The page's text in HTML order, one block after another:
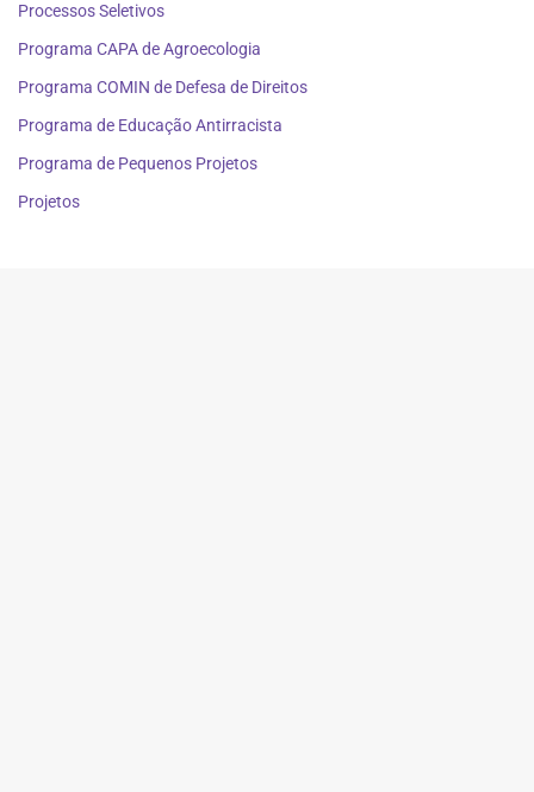
Processos Seletivos
Programa CAPA de Agroecologia
Programa COMIN de Defesa de Direitos
Programa de Educação Antirracista
Programa de Pequenos Projetos
Projetos